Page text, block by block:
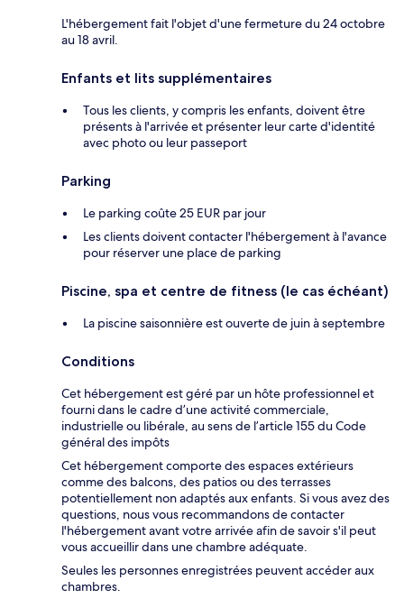
L'hébergement fait l'objet d'une fermeture du 24 octobre
au 18 avril.
Enfants et lits supplémentaires
Tous les clients, y compris les enfants, doivent être
présents à l'arrivée et présenter leur carte d'identité
avec photo ou leur passeport
Parking
Le parking coûte 25 EUR par jour
Les clients doivent contacter l'hébergement à l'avance
pour réserver une place de parking
Piscine, spa et centre de fitness (le cas échéant)
La piscine saisonnière est ouverte de juin à septembre
Conditions
Cet hébergement est géré par un hôte professionnel et
fourni dans le cadre d’une activité commerciale,
industrielle ou libérale, au sens de l’article 155 du Code
général des impôts
Cet hébergement comporte des espaces extérieurs
comme des balcons, des patios ou des terrasses
potentiellement non adaptés aux enfants. Si vous avez des
questions, nous vous recommandons de contacter
l'hébergement avant votre arrivée afin de savoir s'il peut
vous accueillir dans une chambre adéquate.
Seules les personnes enregistrées peuvent accéder aux
chambres.